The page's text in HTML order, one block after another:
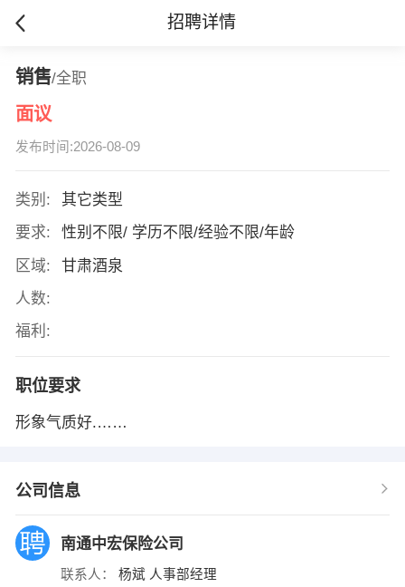
招聘详情
销售/全职
面议
发布时间:2026-08-09
类别:
其它类型
要求:
性别不限/ 学历不限/经验不限/年龄
区域:
甘肃酒泉
人数:
福利:
职位要求
形象气质好.……
公司信息
南通中宏保险公司
联系人： 杨斌 人事部经理